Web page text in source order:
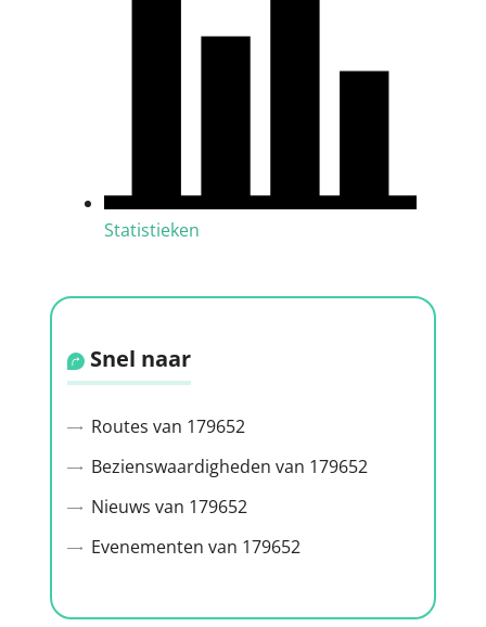
Statistieken
Snel naar
Routes van 179652
Bezienswaardigheden van 179652
Nieuws van 179652
Evenementen van 179652